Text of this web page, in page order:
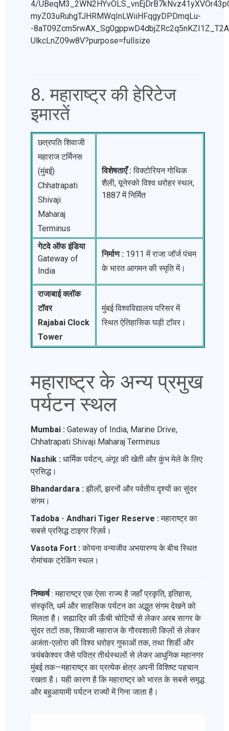
8. महाराष्ट्र की हेरिटेज
इमारतें
छत्रपति शिवाजी
महाराज टर्मिनस
(मुंबई)
Chhatrapati
Shivaji
Maharaj
Terminus
विशेषताएँ :विक्टोरियन गोथिक
शैली, यूनेस्को विश्व धरोहर स्थल,
1887 में निर्मित
गेटवे ऑफ इंडिया
Gateway of
India
निर्माण : 1911 में राजा जॉर्ज पंचम
के भारत आगमन की स्मृति में।
राजाबाई क्लॉक
टॉवर
Rajabai Clock
Tower
मुंबई विश्वविद्यालय परिसर में
स्थित ऐतिहासिक घड़ी टॉवर।
महाराष्ट्र के अन्य प्रमुख
पर्यटन स्थल
Mumbai : Gateway of India, Marine Drive,
Chhatrapati Shivaji Maharaj Terminus
Nashik : धार्मिक पर्यटन, अंगूर की खेती और कुंभ मेले के लिए
प्रसिद्ध।
Bhandardara :झीलों, झरनों और पर्वतीय दृश्यों का सुंदर
संगम।
Tadoba - Andhari Tiger Reserve :महाराष्ट्र का
सबसे प्रसिद्ध टाइगर रिज़र्व।
Vasota Fort :कोयना वन्यजीव अभयारण्य के बीच स्थित
रोमांचक ट्रेकिंग स्थल।
निष्कर्ष: महाराष्ट्र एक ऐसा राज्य है जहाँ प्रकृति, इतिहास,
संस्कृति, धर्म और साहसिक पर्यटन का अद्भुत संगम देखने को
मिलता है। सह्याद्रि की ऊँची चोटियों से लेकर अरब सागर के
सुंदर तटों तक, शिवाजी महाराज के गौरवशाली किलों से लेकर
अजंता-एलोरा की विश्व धरोहर गुफाओं तक, तथा शिर्डी और
त्र्यंबकेश्वर जैसे पवित्र तीर्थस्थलों से लेकर आधुनिक महानगर
मुंबई तक—महाराष्ट्र का प्रत्येक क्षेत्र अपनी विशिष्ट पहचान
रखता है। यही कारण है कि महाराष्ट्र को भारत के सबसे समृद्ध
और बहुआयामी पर्यटन राज्यों में गिना जाता है।